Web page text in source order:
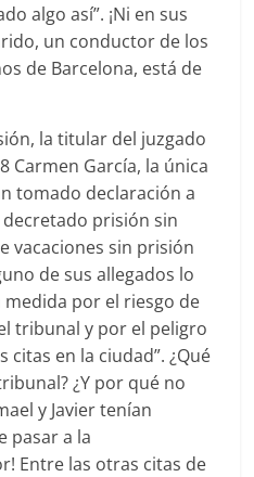
algo así”. ¡Ni en sus
un conductor de los
de Barcelona, está de
la titular del juzgado
Carmen García, la única
tomado declaración a
prisión sin
vacaciones sin prisión
de sus allegados lo
por el riesgo de
tribunal y por el peligro
en la ciudad”. ¿Qué
¿Y por qué no
y Javier tenían
pasar a la
Entre las otras citas de